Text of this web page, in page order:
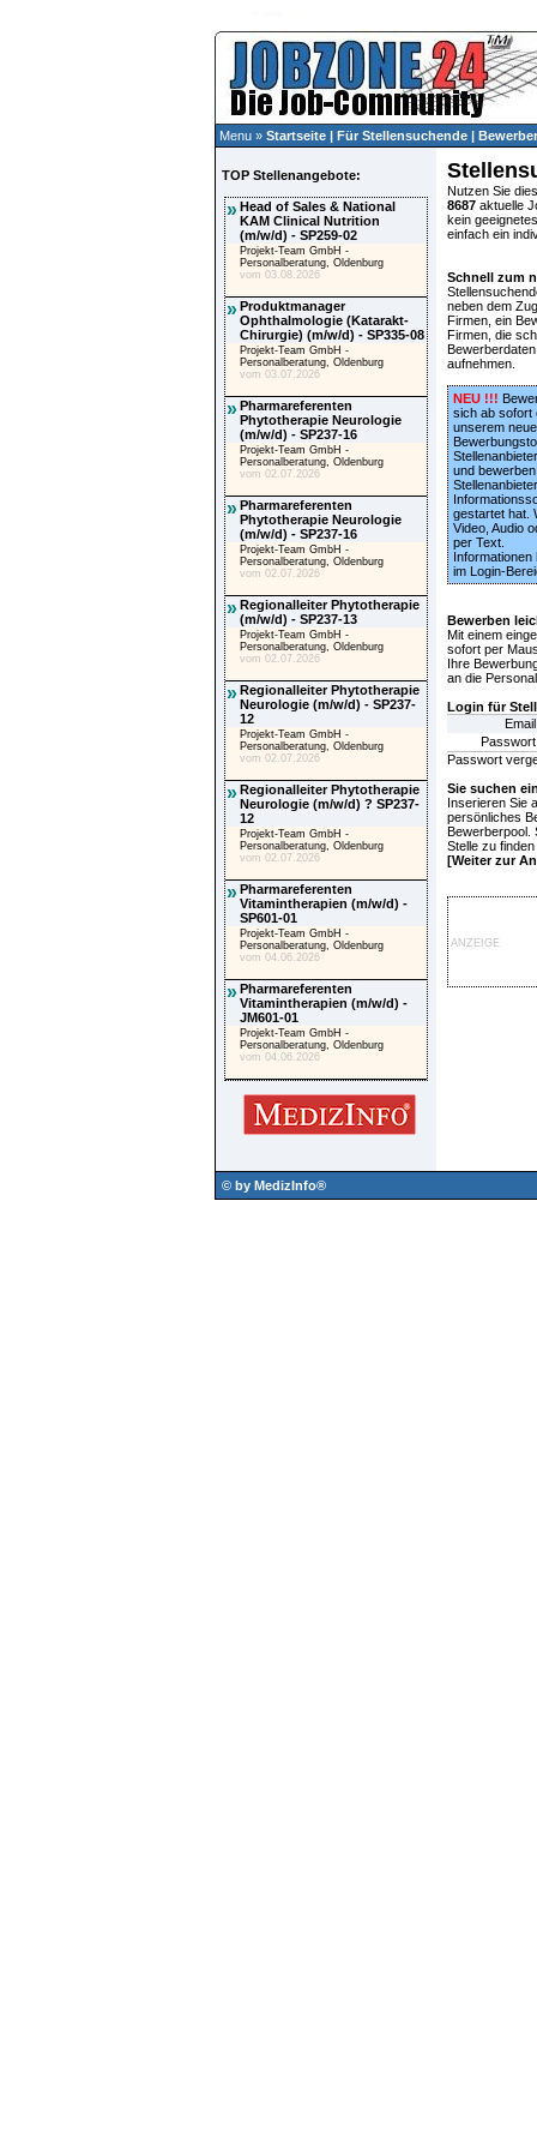
Menu » Startseite | Für Stellensuchende |
TOP Stellenangebote:
»Head of Sales & National
KAM Clinical Nutrition
(m/w/d) - SP259-02
Projekt-Team GmbH -
Personalberatung, Oldenburg
vom 03.08.2026
»Produktmanager
Ophthalmologie (Katarakt-
Chirurgie) (m/w/d) - SP335-08
Projekt-Team GmbH -
Personalberatung, Oldenburg
vom 03.07.2026
»Pharmareferenten
Phytotherapie Neurologie
(m/w/d) - SP237-16
Projekt-Team GmbH -
Personalberatung, Oldenburg
vom 02.07.2026
»Pharmareferenten
Phytotherapie Neurologie
(m/w/d) - SP237-16
Projekt-Team GmbH -
Personalberatung, Oldenburg
vom 02.07.2026
»Regionalleiter Phytotherapie
(m/w/d) - SP237-13
Projekt-Team GmbH -
Personalberatung, Oldenburg
vom 02.07.2026
»Regionalleiter Phytotherapie
Neurologie (m/w/d) - SP237-
12
Projekt-Team GmbH -
Personalberatung, Oldenburg
vom 02.07.2026
»Regionalleiter Phytotherapie
Neurologie (m/w/d) ? SP237-
12
Projekt-Team GmbH -
Personalberatung, Oldenburg
vom 02.07.2026
»Pharmareferenten
Vitamintherapien (m/w/d) -
SP601-01
Projekt-Team GmbH -
Personalberatung, Oldenburg
vom 04.06.2026
»Pharmareferenten
Vitamintherapien (m/w/d) -
JM601-01
Projekt-Team GmbH -
Personalberatung, Oldenburg
vom 04.06.2026
Nutzen Sie
8687 aktuelle
kein
einfach ein
Schnell zum
neben dem
Firmen, ein
Firmen, die
aufnehmen.
NEU !!!
sich ab sofort
unserem
und
gestartet hat.
Video, Audio
per Text.
Informationen
im Login-
Bewerben
Mit einem
sofort per
Ihre
an die
Login für
Passwort
Sie suchen
Inserieren Sie
persönliches
Bewerberpool.
Stelle zu
[Weiter zur
ANZEIGE
© by MedizInfo®